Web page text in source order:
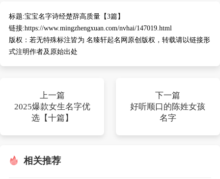
标题:宝宝名字诗经楚辞高质量【3篇】
链接:https://www.mingzhengxuan.com/nvhai/147019.html
版权： 若无特殊标注皆为 名臻轩起名网原创版权，转载请以链接形
式注明作者及原始出处
上一篇
2025爆款女生名字优
选【十篇】
下一篇
好听顺口的陈姓女孩
名字
相关推荐